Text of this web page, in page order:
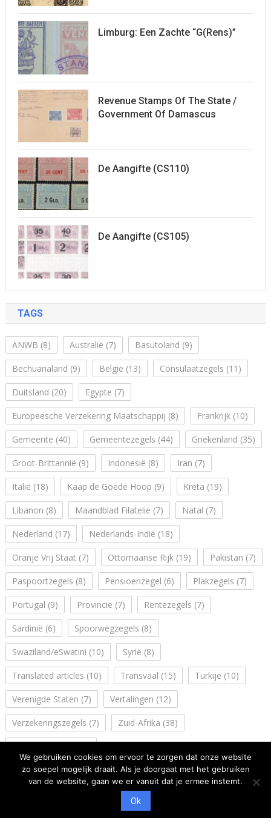
Limburg: Een Zachte “G(rens)”
Revenue Stamps Of The State /
Government Of Damascus
De Aangifte (CS110)
De Aangifte (CS105)
TAGS
ANWB (8) Australië (7) Basutoland (9)
Bechuanaland (9) België (13) Consulaatzegels (11)
Duitsland (20) Egypte (7)
Europeesche Verzekering Maatschappij (8) Frankrijk(10)
Gemeente (40) Gemeentezegels (44) Griekenland (35)
Groot-Brittannië (9) Indonesië (8) Iran (7)
Italië (18) Kaap de Goede Hoop (9) Kreta (19)
Libanon (8) Maandblad Filatelie (7) Natal (7)
Nederland (17) Nederlands-Indië (18)
Oranje Vrij Staat (7) Ottomaanse Rijk(19) Pakistan (7)
Paspoortzegels (8) Pensioenzegel (6) Plakzegels (7)
Portugal (9) Provincie (7) Rentezegels (7)
Sardinië (6) Spoorwegzegels (8)
Swaziland/eSwatini (10) Syrië (8)
Translated articles (10) Transvaal (15) Turkije (10)
Verenigde Staten (7) Vertalingen (12)
Verzekeringszegels (7) Zuid-Afrika (38)
Copyright: NVFF
We gebruiken cookies om ervoor te zorgen dat onze website
zo soepel mogelijk draait. Als je doorgaat met het gebruiken
van de website, gaan we er vanuit dat je ermee instemt.
Ok